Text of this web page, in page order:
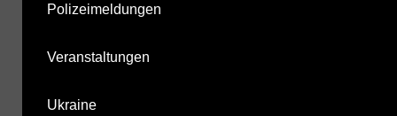
Polizeimeldungen
Veranstaltungen
Ukraine